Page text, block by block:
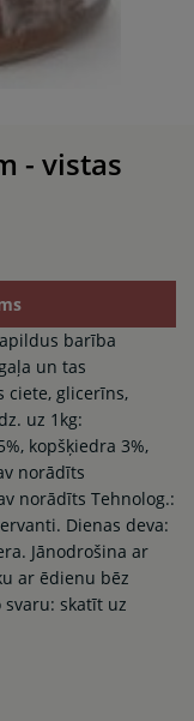
- vistas
barība
un tas
ciete, glicerīns,
uz 1kg:
kopšķiedra 3%,
norādīts
norādīts Tehnolog.:
Dienas deva:
Jānodrošina ar
ar ēdienu bēz
skatīt uz